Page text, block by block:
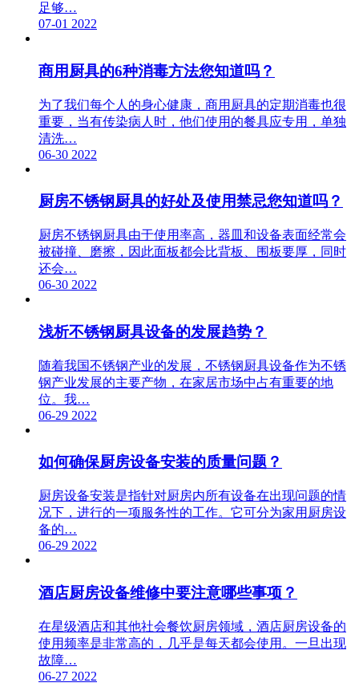
足够…
07-01 2022
商用厨具的6种消毒方法您知道吗？
为了我们每个人的身心健康，商用厨具的定期消毒也很
重要，当有传染病人时，他们使用的餐具应专用，单独
清洗…
06-30 2022
厨房不锈钢厨具的好处及使用禁忌您知道吗？
厨房不锈钢厨具由于使用率高，器皿和设备表面经常会
被碰撞、磨擦，因此面板都会比背板、围板要厚，同时
还会…
06-30 2022
浅析不锈钢厨具设备的发展趋势？
随着我国不锈钢产业的发展，不锈钢厨具设备作为不锈
钢产业发展的主要产物，在家居市场中占有重要的地
位。我…
06-29 2022
如何确保厨房设备安装的质量问题？
厨房设备安装是指针对厨房内所有设备在出现问题的情
况下，进行的一项服务性的工作。它可分为家用厨房设
备的…
06-29 2022
酒店厨房设备维修中要注意哪些事项？
在星级酒店和其他社会餐饮厨房领域，酒店厨房设备的
使用频率是非常高的，几乎是每天都会使用。一旦出现
故障…
06-27 2022